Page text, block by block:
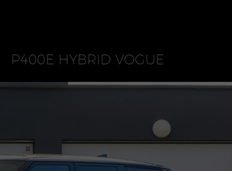
P400E HYBRID VOGUE